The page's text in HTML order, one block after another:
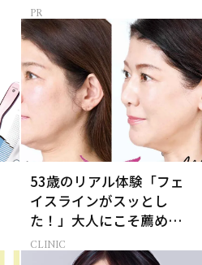
53歳のリアル体験「フェ
イスラインがスッとし
た！」大人にこそ薦めた
い脂肪溶解注射とは
CLINIC